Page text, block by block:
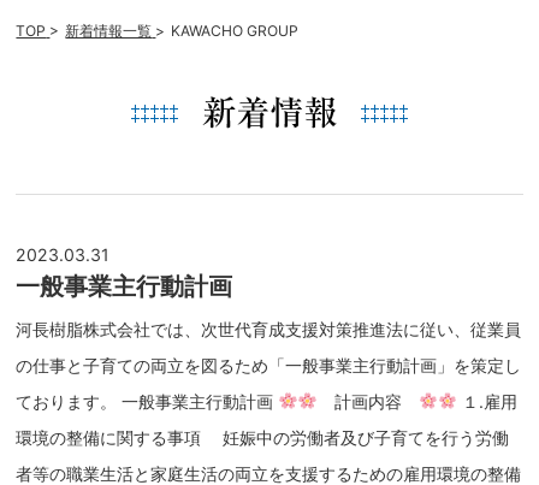
TOP > 新着情報一覧 > KAWACHO GROUP
2023.03.31
一般事業主行動計画
河長樹脂株式会社では、次世代育成支援対策推進法に従い、従業員
の仕事と子育ての両立を図るため「一般事業主行動計画」を策定し
ております。 一般事業主行動計画
計画内容
１.雇用
環境の整備に関する事項 妊娠中の労働者及び子育てを行う労働
者等の職業生活と家庭生活の両立を支援するための雇用環境の整備